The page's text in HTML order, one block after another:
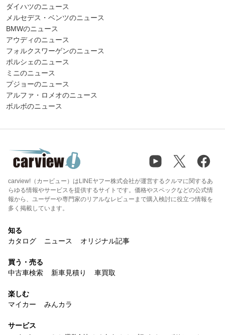
ダイハツのニュース
メルセデス・ベンツのニュース
BMWのニュース
アウディのニュース
フォルクスワーゲンのニュース
ポルシェのニュース
ミニのニュース
プジョーのニュース
アルファ・ロメオのニュース
ボルボのニュース
carview!（カービュー）はLINEヤフー株式会社が運営するクルマに関するあ
らゆる情報やサービスを提供するサイトです。価格やスペックなどの公式情
報から、ユーザーや専門家のリアルなレビューまで購入検討に役立つ情報を
多く掲載しています。
知る
カタログ
ニュース オリジナル記事
買う・売る
中古車検索
新車見積り 車買取
楽しむ
マイカー
みんカラ
サービス